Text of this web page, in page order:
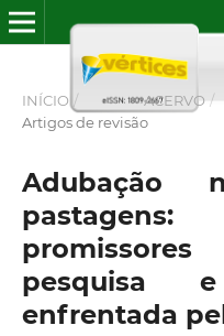
INÍCIO / ACERVO /
Artigos de revisão
Adubação
pesquisa
enfrentada